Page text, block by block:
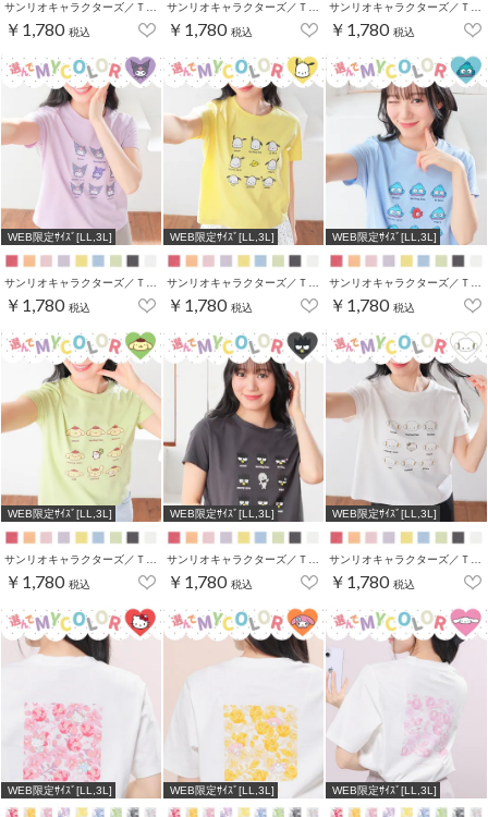
￥1,780 税込 ￥1,780 税込 ￥1,780 税込
WEB限定ｻｲｽﾞ[LL,3L]
サンリオキャラクターズ／Ｔシャツ（いろんなお顔）
￥1,780 税込
WEB限定ｻｲｽﾞ[LL,3L]
サンリオキャラクターズ／Ｔシャツ（いろんなお顔）
￥1,780 税込
WEB限定ｻｲｽﾞ[LL,3L]
サンリオキャラクターズ／Ｔシャツ（いろんなお顔）
￥1,780 税込
WEB限定ｻｲｽﾞ[LL,3L]
￥1,780 税込
WEB限定ｻｲｽﾞ[LL,3L]
￥1,780 税込
WEB限定ｻｲｽﾞ[LL,3L]
￥1,780 税込
WEB限定ｻｲｽﾞ[LL,3L] WEB限定ｻｲｽﾞ[LL,3L] WEB限定ｻｲｽﾞ[LL,3L]